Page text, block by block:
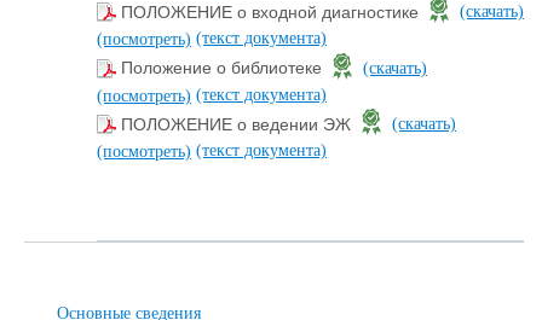
ПОЛОЖЕНИЕ о входной диагностике
(скачать)
(посмотреть) (текст документа)
Положение о библиотеке
(скачать)
(посмотреть) (текст документа)
ПОЛОЖЕНИЕ о ведении ЭЖ
(скачать)
(посмотреть) (текст документа)
Основные сведения